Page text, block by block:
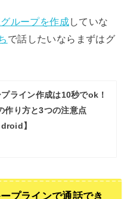
ループを作成していな
で話したいならまずはグ
ライン作成は10秒でok！
作り方と3つの注意点
】
プラインで通話でき